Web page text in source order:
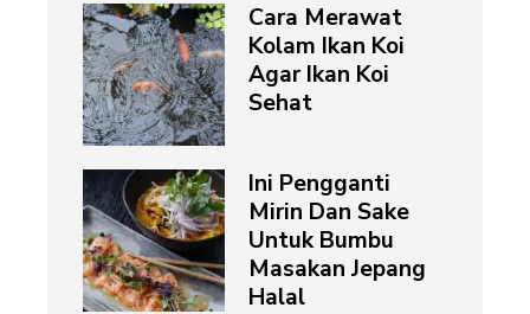
Cara Merawat
Kolam Ikan Koi
Agar Ikan Koi
Sehat
Ini Pengganti
Mirin Dan Sake
Untuk Bumbu
Masakan Jepang
Halal